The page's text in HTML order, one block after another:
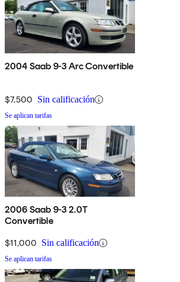
2004 Saab 9-3 Arc Convertible
$7,500 Sin calificación
Se aplican tarifas
2006 Saab 9-3 2.0T
Convertible
$11,000 Sin calificación
Se aplican tarifas